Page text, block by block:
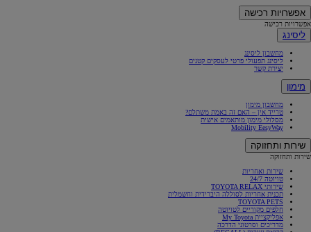
אפשרויות רכישה
אפשרויות רכישה
ליסינג
מחשבון ליסינג
ליסינג תפעולי פרטי לעסקים קטנים
יצירת קשר
מימון
מחשבון מימון
טרייד אין – האם זה באמת משתלם?
מסלולי מימון מותאמים אישית
Mobility EesyWay
שירות ותחזוקה
שירות ותחזוקה
שירות ואחריות
טויוטה 24/7
שירותי TOYOTA RELAX
תכנית אחריות לסוללה היברידית וחשמלית
TOYOTA PETS
חלפים מקוריים לטויוטה
אפליקציית My Toyota
מדריכים וסרטוני הדרכה